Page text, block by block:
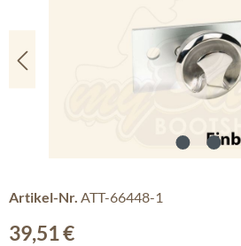
Artikel-Nr. ATT-66448-1
Regulärer Preis:
39,51 €